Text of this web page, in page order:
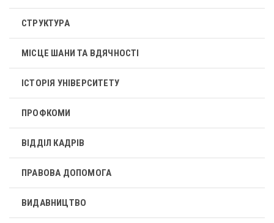
СТРУКТУРА
МІСЦЕ ШАНИ ТА ВДЯЧНОСТІ
ІСТОРІЯ УНІВЕРСИТЕТУ
ПРОФКОМИ
ВІДДІЛ КАДРІВ
ПРАВОВА ДОПОМОГА
ВИДАВНИЦТВО